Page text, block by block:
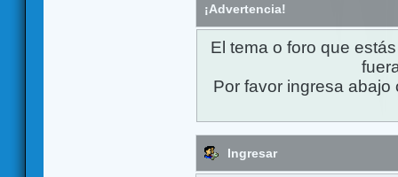
¡Advertencia!
El tema o foro que
Por favor ingresa
Ingresar